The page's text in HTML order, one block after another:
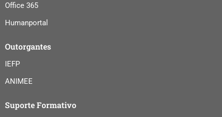
Office 365
Humanportal
Outorgantes
IEFP
ANIMEE
Suporte Formativo